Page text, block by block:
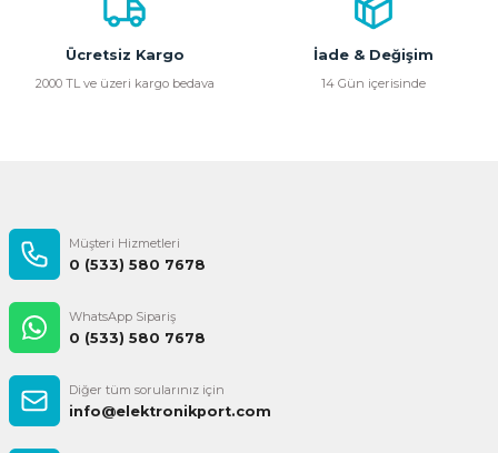
Ürün fiyatı diğer sitelerden daha pahalı.
Bu ürüne benzer farklı alternatifler olmalı.
Ücretsiz Kargo
2000 TL ve üzeri kargo bedava
İade & Değişim
14 Gün içerisinde
Müşteri Hizmetleri
0 (533) 580 7678
WhatsApp Sipariş
0 (533) 580 7678
Diğer tüm sorularınız için
info@elektronikport.com